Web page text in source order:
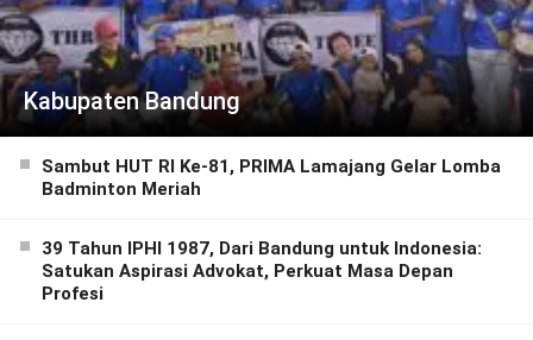
Kabupaten Bandung
Sambut HUT RI Ke-81, PRIMA Lamajang Gelar Lomba
Badminton Meriah
39 Tahun IPHI 1987, Dari Bandung untuk Indonesia:
Satukan Aspirasi Advokat, Perkuat Masa Depan
Profesi